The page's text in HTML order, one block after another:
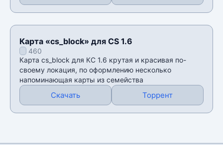
Карта «cs_block» для CS 1.6
460
Карта cs_block для КС 1.6 крутая и красивая по-
своему локация, по оформлению несколько
напоминающая карты из семейства
Скачать Торрент